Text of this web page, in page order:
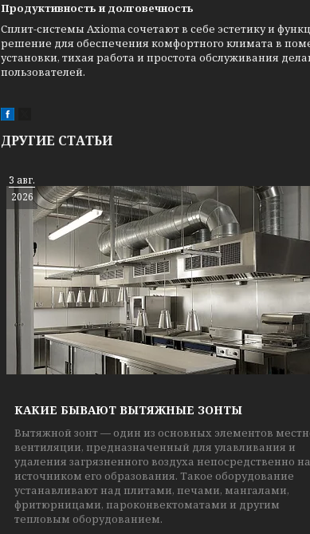
Продуктивность и долговечность
Сплит-системы Axioma сочетают в себе эстетику и
решение для обеспечения комфортного климата в
установки, тихая работа и простота обслуживания
пользователей.
ДРУГИЕ СТАТЬИ
3 авг.
2026
КАКИЕ БЫВАЮТ ВЫТЯЖНЫЕ ЗОНТЫ
Вытяжной зонт — один из основных элементов
вентиляции, предназначенный для улавливания и
удаления загрязненного воздуха непосредственно
источником его образования. Такое оборудование
устанавливают над плитами, печами, мангалами,
фритюрницами, пароконвектоматами и другим
тепловым оборудованием.